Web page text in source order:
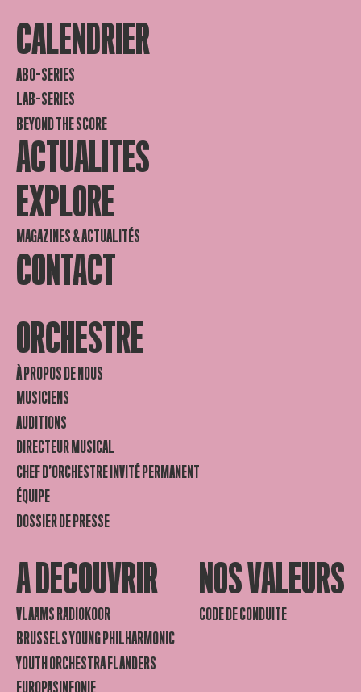
CALENDRIER
ABO-SERIES
LAB-SERIES
BEYOND THE SCORE
ACTUALITES
EXPLORE
MAGAZINES & ACTUALITÉS
CONTACT
ORCHESTRE
À PROPOS DE NOUS
MUSICIENS
AUDITIONS
DIRECTEUR MUSICAL
CHEF D’ORCHESTRE INVITÉ PERMANENT
ÉQUIPE
DOSSIER DE PRESSE
A DECOUVRIR
VLAAMS RADIOKOOR
BRUSSELS YOUNG PHILHARMONIC
YOUTH ORCHESTRA FLANDERS
EUROPASINFONIE
NOS VALEURS
CODE DE CONDUITE